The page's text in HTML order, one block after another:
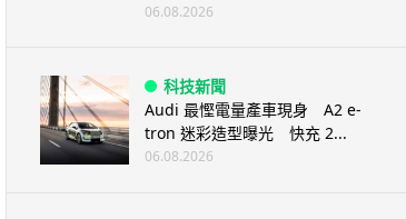
06.08.2026
科技新聞
Audi 最慳電量產車現身 A2 e-
tron 迷彩造型曝光 快充 2...
06.08.2026